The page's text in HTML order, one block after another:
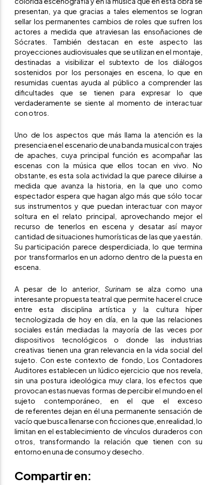
presentan, ya que gracias a tales elementos se logran
sellar los permanentes cambios de roles que sufren los
actores a medida que atraviesan las ensoñaciones de
Sócrates. También destacan en este aspecto las
proyecciones audiovisuales que se utilizan en el montaje,
destinadas a visibilizar el subtexto de los diálogos
sostenidos por los personajes en escena, lo que en
resumidas cuentas ayuda al público a comprender las
dificultades que se tienen para expresar lo que
verdaderamente se siente al momento de interactuar
con otros.
Uno de los aspectos que más llama la atención es la
presencia en el escenario de una banda musical con trajes
de apaches, cuya principal función es acompañar las
escenas con la música que ellos tocan en vivo. No
obstante, es esta sola actividad la que parece diluirse a
medida que avanza la historia, en la que uno como
espectador espera que hagan algo más que sólo tocar
sus instrumentos y que puedan interactuar con mayor
soltura en el relato principal, aprovechando mejor el
recurso de tenerlos en escena y desatar así mayor
cantidad de situaciones humorísticas de las que ya están.
Su participación parece desperdiciada, lo que termina
por transformarlos en un adorno dentro de la puesta en
escena.
A pesar de lo anterior, Surinamse alza como una
interesante propuesta teatral que permite hacer el cruce
entre esta disciplina artística y la cultura híper
tecnologizada de hoy en día, en la que las relaciones
sociales están mediadas la mayoría de las veces por
dispositivos tecnológicos o donde las industrias
creativas tienen una gran relevancia en la vida social del
sujeto. Con este contexto de fondo, Los Contadores
Auditores establecen un lúdico ejercicio que nos revela,
sin una postura ideológica muy clara, los efectos que
provocan estas nuevas formas de percibir el mundo en el
sujeto contemporáneo, en el que el exceso
de referentes dejan en él una permanente sensación de
vacío que busca llenarse con ficciones que, en realidad, lo
limitan en el establecimiento de vínculos duraderos con
otros, transformando la relación que tienen con su
entorno en una de consumo y desecho.
Compartir en: